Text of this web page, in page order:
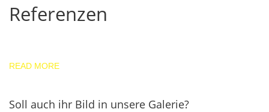
Referenzen
READ MORE
Soll auch ihr Bild in unsere Galerie?